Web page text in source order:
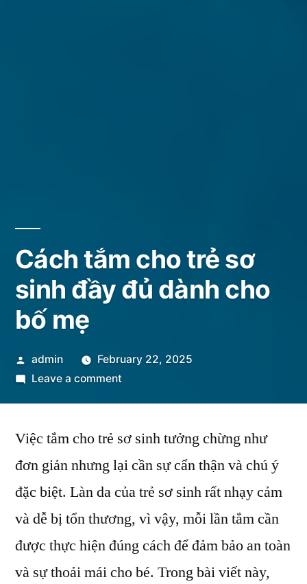
Cách tắm cho trẻ sơ
sinh đầy đủ dành cho
bố mẹ
Posted
by
admin
February 22, 2025
Leave a commenton
cho
sơ
sinh
dành
cho
Việc tắm cho trẻ sơ sinh tưởng chừng như
đơn giản nhưng lại cần sự cẩn thận và chú ý
đặc biệt. Làn da của trẻ sơ sinh rất nhạy cảm
và dễ bị tổn thương, vì vậy, mỗi lần tắm cần
được thực hiện đúng cách để đảm bảo an toàn
và sự thoải mái cho bé. Trong bài viết này,